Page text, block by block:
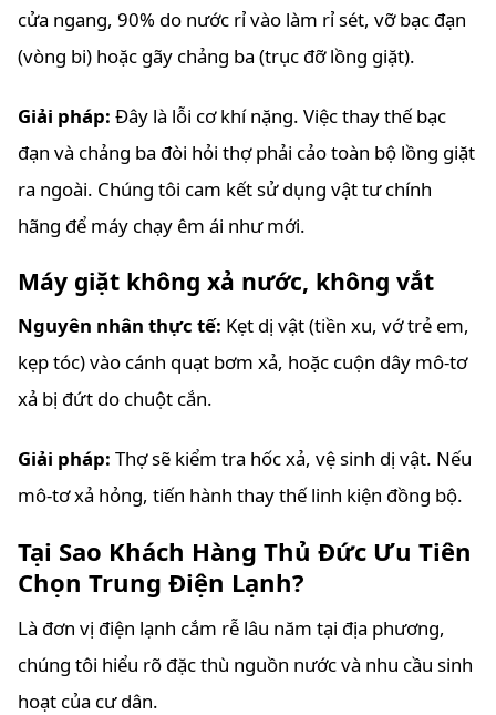
cửa ngang, 90% do nước rỉ vào làm rỉ sét, vỡ bạc đạn
(vòng bi) hoặc gãy chảng ba (trục đỡ lồng giặt).
Giải pháp: Đây là lỗi cơ khí nặng. Việc thay thế bạc
đạn và chảng ba đòi hỏi thợ phải cảo toàn bộ lồng giặt
ra ngoài. Chúng tôi cam kết sử dụng vật tư chính
hãng để máy chạy êm ái như mới.
Máy giặt không xả nước, không vắt
Nguyên nhân thực tế: Kẹt dị vật (tiền xu, vớ trẻ em,
kẹp tóc) vào cánh quạt bơm xả, hoặc cuộn dây mô-tơ
xả bị đứt do chuột cắn.
Giải pháp: Thợ sẽ kiểm tra hốc xả, vệ sinh dị vật. Nếu
mô-tơ xả hỏng, tiến hành thay thế linh kiện đồng bộ.
Tại Sao Khách Hàng Thủ Đức Ưu Tiên
Chọn Trung Điện Lạnh?
Là đơn vị điện lạnh cắm rễ lâu năm tại địa phương,
chúng tôi hiểu rõ đặc thù nguồn nước và nhu cầu sinh
hoạt của cư dân.